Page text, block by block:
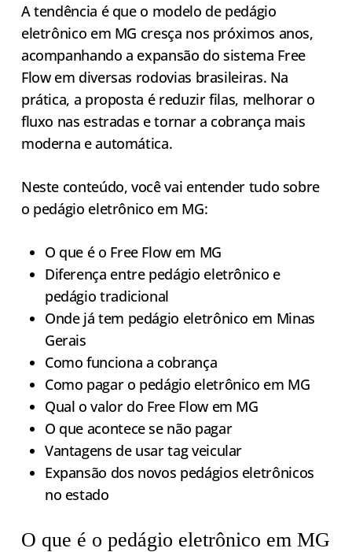
A tendência é que o modelo de pedágio
eletrônico em MG cresça nos próximos anos,
acompanhando a expansão do sistema Free
Flow em diversas rodovias brasileiras. Na
prática, a proposta é reduzir filas, melhorar o
fluxo nas estradas e tornar a cobrança mais
moderna e automática.
Neste conteúdo, você vai entender tudo sobre
o pedágio eletrônico em MG:
O que é o Free Flow em MG
Diferença entre pedágio eletrônico e
pedágio tradicional
Onde já tem pedágio eletrônico em Minas
Gerais
Como funciona a cobrança
Como pagar o pedágio eletrônico em MG
Qual o valor do Free Flow em MG
O que acontece se não pagar
Vantagens de usar tag veicular
Expansão dos novos pedágios eletrônicos
no estado
O que é o pedágio eletrônico em MG